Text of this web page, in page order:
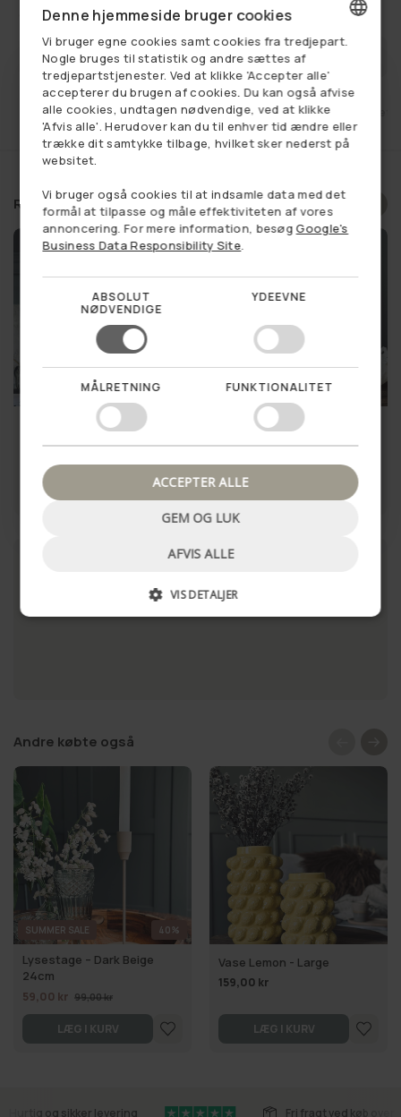
Normalpris
559,00 kr
Udsalgspris
309,00 kr
FÅ BESKED NÅR VAREN ER PÅ LAGER
Fri fragt ved køb over 749,- 14 dages
Relaterede produkter
Lysestage kantet Alu sort
69,00 kr
Lysestage - Vendbar grønt
Andre købte også
SUMMER SALE 40%
Lysestage – Dark Beige
24cm
59,00 kr 99,00 kr
LÆG I KURV
Vase Lemon - Large
159,00 kr
LÆG I KURV
Hurtig og sikker levering Fri fragt ved køb over
Vælg et produkt, og se om du
har vundet en rabat
Nej tak, luk pop up
DANISH
GERMAN
NORWEGIAN
SWEDISH
Denne hjemmeside bruger cookies
Vi bruger egne cookies samt cookies fra tredjepart.
Nogle bruges til statistik og andre sættes af
tredjepartstjenester. Ved at klikke 'Accepter alle'
accepterer du brugen af cookies. Du kan også afvise
alle cookies, undtagen nødvendige, ved at klikke
'Afvis alle'. Herudover kan du til enhver tid ændre eller
trække dit samtykke tilbage, hvilket sker nederst på
websitet.
Vi bruger også cookies til at indsamle data med det
formål at tilpasse og måle effektiviteten af vores
annoncering. For mere information, besøg Google's
Business Data Responsibility Site
ABSOLUT
NØDVENDIGE
YDEEVNE
MÅLRETNING FUNKTIONALITET
GEM OG LUK
ACCEPTER ALLE
AFVIS ALLE
VIS DETALJER